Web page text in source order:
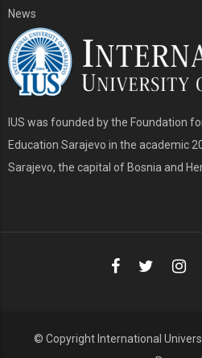
News
IUS was founded by the Foundation
Education Sarajevo in the academic
Sarajevo, the capital of Bosnia and
© Copyright International